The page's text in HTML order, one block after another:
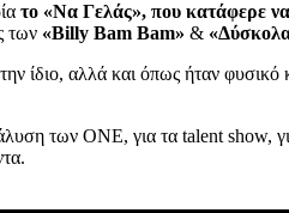
το «Να Γελάς», που κατάφερε να
των «Billy Bam Bam» &
ίδιο, αλλά και όπως ήταν φυσικό
των ONE, για τα talent show,